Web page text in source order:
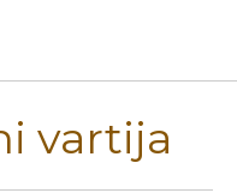
vartija